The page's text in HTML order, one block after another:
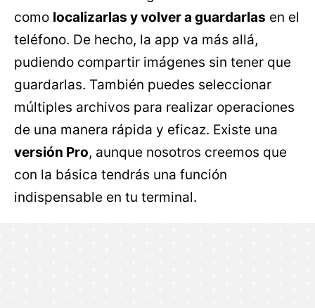
como localizarlas y volver a guardarlas en el
teléfono. De hecho, la app va más allá,
pudiendo compartir imágenes sin tener que
guardarlas. También puedes seleccionar
múltiples archivos para realizar operaciones
de una manera rápida y eficaz. Existe una
versión Pro, aunque nosotros creemos que
con la básica tendrás una función
indispensable en tu terminal.